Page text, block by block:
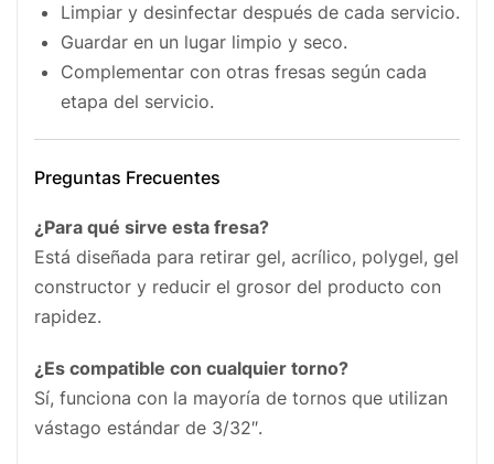
Limpiar y desinfectar después de cada servicio.
Guardar en un lugar limpio y seco.
Complementar con otras fresas según cada
etapa del servicio.
Preguntas Frecuentes
¿Para qué sirve esta fresa?
Está diseñada para retirar gel, acrílico, polygel, gel
constructor y reducir el grosor del producto con
rapidez.
¿Es compatible con cualquier torno?
Sí, funciona con la mayoría de tornos que utilizan
vástago estándar de 3/32″.